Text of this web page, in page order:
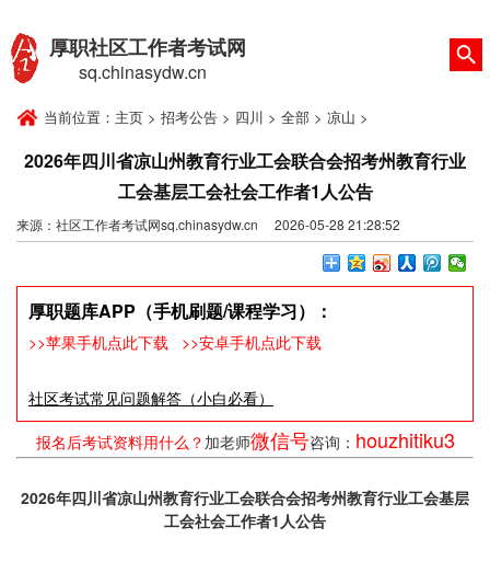
厚职社区工作者考试网
sq.chinasydw.cn
当前位置： 主页 > 招考公告 > 四川 > 全部 > 凉山 >
2026年四川省凉山州教育行业工会联合会招考州教育行业
工会基层工会社会工作者1人公告
来源：社区工作者考试网sq.chinasydw.cn 2026-05-28 21:28:52
厚职题库APP（手机刷题/课程学习）：
>>苹果手机点此下载 >>安卓手机点此下载
社区考试常见问题解答（小白必看）
报名后考试资料用什么？ 加老师微信号咨询： houzhitiku3
2026年四川省凉山州教育行业工会联合会招考州教育行业工会基层
工会社会工作者1人公告